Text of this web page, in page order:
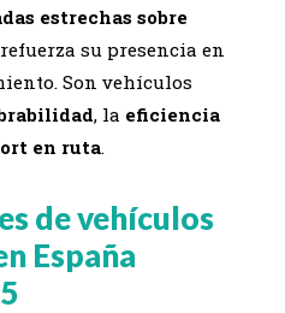
estrechas sobre
su presencia en
Son vehículos
, la eficiencia
en ruta.
de vehículos
España